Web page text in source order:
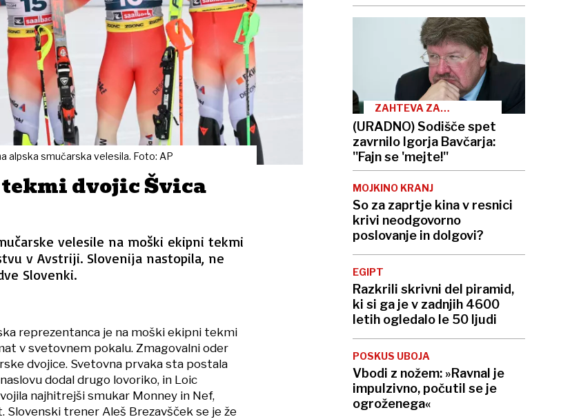
alpska smučarska velesila. Foto: AP
dvojic Švica
velesile na moški ekipni tekmi
v Avstriji. Slovenija nastopila, ne
Slovenki.
reprezentanca je na moški ekipni tekmi
v svetovnem pokalu. Zmagovalni oder
dvojice. Svetovna prvaka sta postala
dodal drugo lovoriko, in Loic
najhitrejši smukar Monney in Nef,
Slovenski trener Aleš Brezavšček se je že
ZAHTEVA ZA
VARSTVO
ZAKONITOSTI
(URADNO) Sodišče spet
zavrnilo Igorja Bavčarja:
''Fajn se 'mejte!''
MOJKINO KRANJ
So za zaprtje kina v resnici
krivi neodgovorno
poslovanje in dolgovi?
EGIPT
Razkrili skrivni del piramid,
ki si ga je v zadnjih 4600
letih ogledalo le 50 ljudi
POSKUS UBOJA
Vbodi z nožem: »Ravnal je
impulzivno, počutil se je
ogroženega«